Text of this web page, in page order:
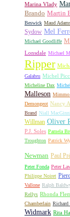
Marina Vlady
Brando Martin
Beswick Maud
Sydow Mel
Michael Goodliffe
Lonsdale Michael
Ripper
Galabru Michel
Micheline Dax
Malleson Mimmo
Demongeot Nancy
Brand Niall
Willman Oliver
P.J. Soles Pamela
Troughton Patrick
Newman Paul
Peter Fonda Peter
Philippe Noiret
Vallone Ralph
Rellys Rhonda
Chamberlain Richard
Widmark Rita